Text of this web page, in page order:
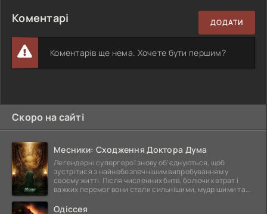
Коментарі ДОДАТИ
Коментарів ще нема. Хочете бути першим?
Скоро на сайті
Месники: Сходження Доктора Дума
Легендарні супергерої знову об'єднуються, щоб
зустрітися з найнебезпечнішим випробуванням у
своєму житті. Після численних битв, болючих втрат і
важких перемог вони стали сильнішими, мудрішими та
Одіссея